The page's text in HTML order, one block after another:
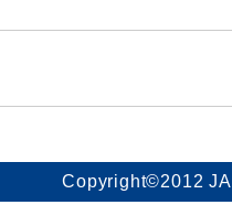
Copyright©2012